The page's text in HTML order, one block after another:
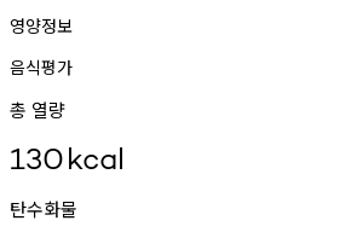
영양정보
음식평가
총 열량
130kcal
탄수화물